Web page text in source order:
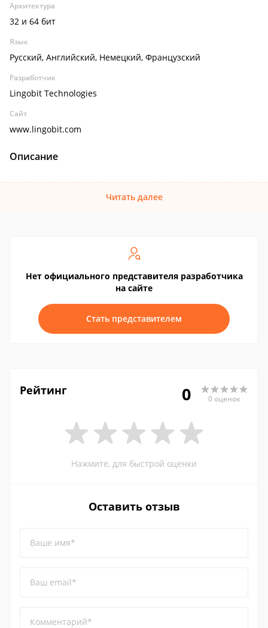
Архитектура
32 и 64 бит
Язык
Русский, Английский, Немецкий, Французский
Разработчик
Lingobit Technologies
Сайт
www.lingobit.com
Описание
Читать далее
Нет официального представителя разработчика
на сайте
Стать представителем
Рейтинг 0 0 оценок
Нажмите, для быстрой оценки
Оставить отзыв
Ваше имя*
Ваш email*
Комментарий*